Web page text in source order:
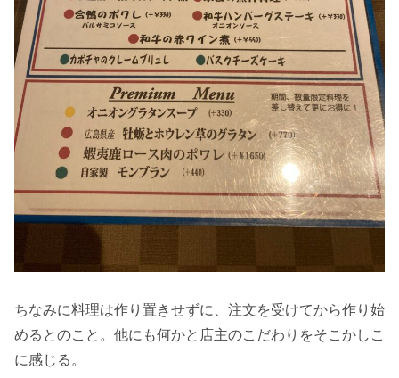
ちなみに料理は作り置きせずに、注文を受けてから作り始
めるとのこと。他にも何かと店主のこだわりをそこかしこ
に感じる。